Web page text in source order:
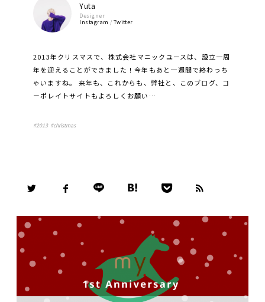
Yuta
Designer
Instagram / Twitter
2013年クリスマスで、株式会社マニックユースは、設立一周
年を迎えることができました！今年もあと一週間で終わっち
ゃいますね。 来年も、これからも、弊社と、このブログ、コ
ーポレイトサイトもよろしくお願い…
#2013#christmas